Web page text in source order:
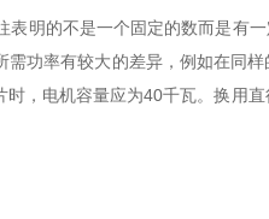
的不是一个固定的数而是有
功率有较大的差异，例如在同
，电机容量应为40千瓦。换用